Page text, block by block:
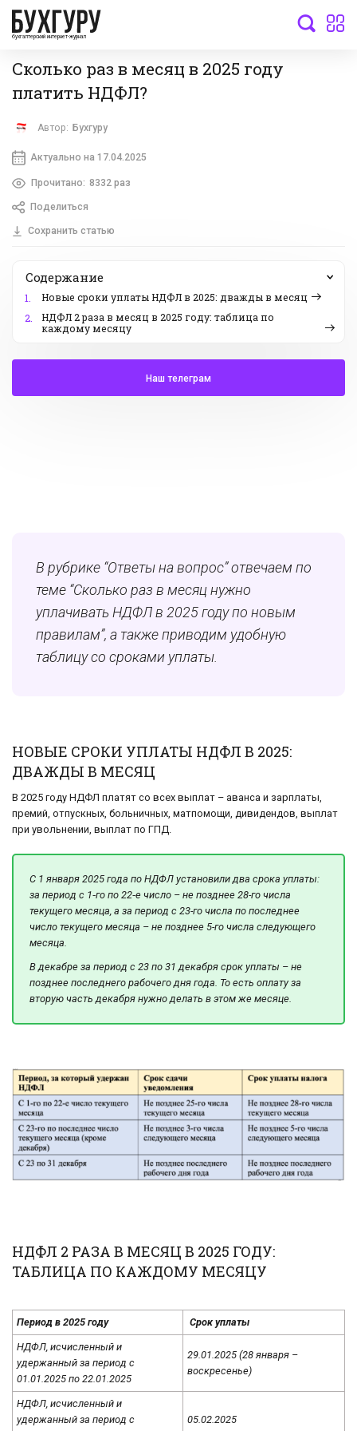
бухгалтерский интернет-журнал
Сколько раз в месяц в 2025 году
платить НДФЛ?
Автор: Бухгуру
Актуально на 17.04.2025
Прочитано: 8332 раз
Поделиться
Сохранить статью
Содержание
1.
Новые сроки уплаты НДФЛ в 2025: дважды в месяц
2.
НДФЛ 2 раза в месяц в 2025 году: таблица по
каждому месяцу
Наш телеграм
В рубрике “Ответы на вопрос” отвечаем по
теме “Сколько раз в месяц нужно
уплачивать НДФЛ в 2025 году по новым
правилам”, а также приводим удобную
таблицу со сроками уплаты.
НОВЫЕ СРОКИ УПЛАТЫ НДФЛ В 2025:
ДВАЖДЫ В МЕСЯЦ
В 2025 году НДФЛ платят со всех выплат – аванса и зарплаты,
премий, отпускных, больничных, матпомощи, дивидендов, выплат
при увольнении, выплат по ГПД.
С 1 января 2025 года по НДФЛ установили два срока уплаты:
за период с 1‑го по 22‑е число – не позднее 28-го числа
текущего месяца, а за период с 23-го числа по последнее
число текущего месяца – не позднее 5-го числа следующего
месяца.
В декабре за период с 23 по 31 декабря срок уплаты – не
позднее последнего рабочего дня года. То есть оплату за
вторую часть декабря нужно делать в этом же месяце.
НДФЛ 2 РАЗА В МЕСЯЦ В 2025 ГОДУ:
ТАБЛИЦА ПО КАЖДОМУ МЕСЯЦУ
Период в 2025 году Срок уплаты
НДФЛ, исчисленный и
удержанный за период с
01.01.2025 по 22.01.2025
29.01.2025 (28 января –
воскресенье)
НДФЛ, исчисленный и
удержанный за период с
05.02.2025